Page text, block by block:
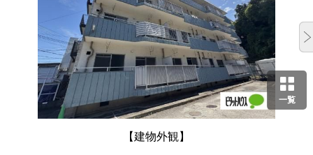
一覧
【建物外観】